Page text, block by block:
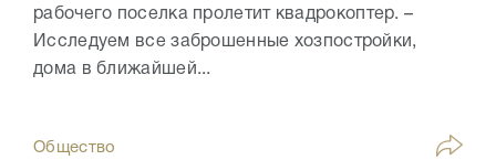
рабочего поселка пролетит квадрокоптер. –
Исследуем все заброшенные хозпостройки,
дома в ближайшей...
Общество